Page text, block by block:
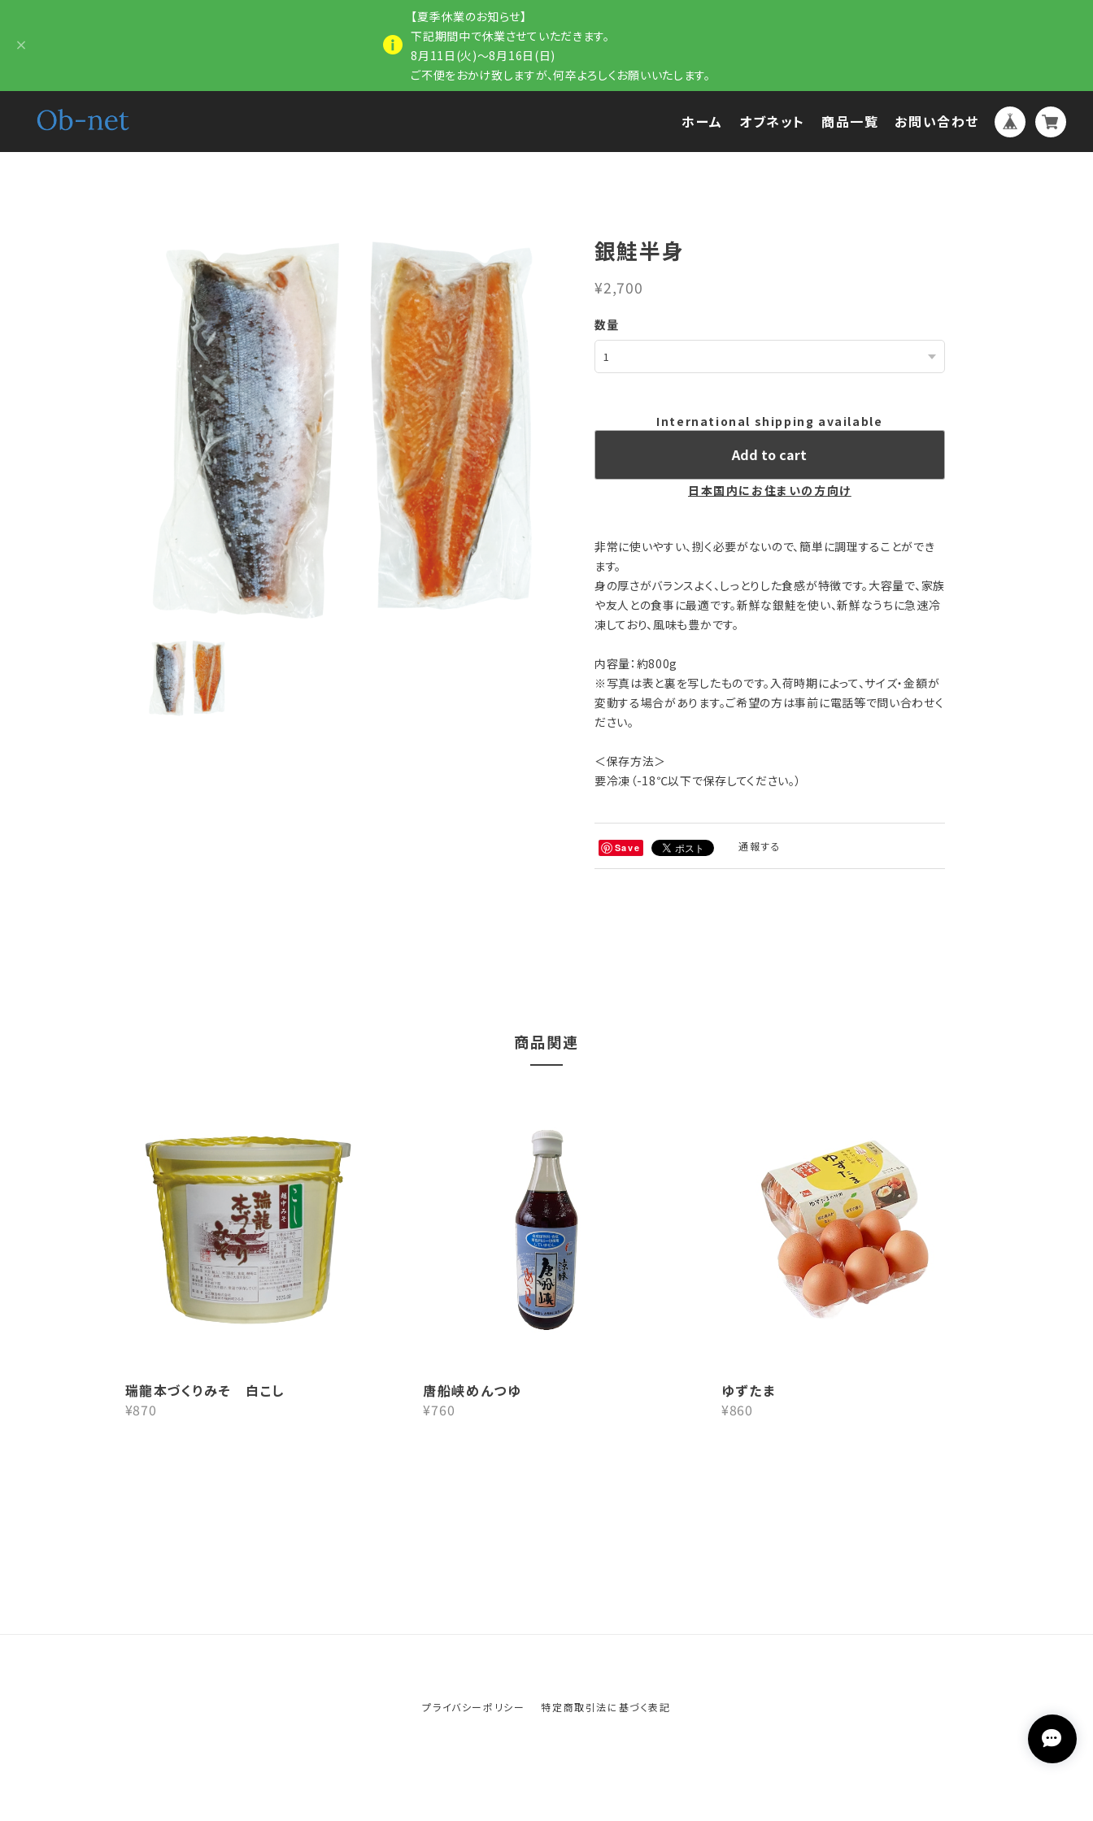
【夏季休業のお知らせ】
下記期間中で休業させていただきます。
8月11日(火)～8月16日(日)
ご不便をおかけ致しますが、何卒よろしくお願いいたします。
ホーム オブネット 商品一覧 お問い合わせ
銀鮭半身
¥2,700
数量
International shipping available
Add to cart
日本国内にお住まいの方向け
非常に使いやすい、捌く必要がないので、簡単に調理することができ
ます。
身の厚さがバランスよく、しっとりした食感が特徴です。大容量で、家族
や友人との食事に最適です。新鮮な銀鮭を使い、新鮮なうちに急速冷
凍しており、風味も豊かです。
内容量：約800g
※写真は表と裏を写したものです。入荷時期によって、サイズ・金額が
変動する場合があります。ご希望の方は事前に電話等で問い合わせく
ださい。
＜保存方法＞
要冷凍（-18℃以下で保存してください。）
Save 通報する
商品関連
瑞龍本づくりみそ 白こし
¥870
唐船峡めんつゆ
¥760
ゆずたま
¥860
プライバシーポリシー 特定商取引法に基づく表記